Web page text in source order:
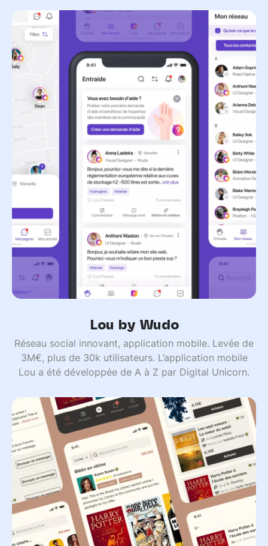
Lou by Wudo
Réseau social innovant, application mobile. Levée de
3M€, plus de 30k utilisateurs. L’application mobile
Lou a été développée de A à Z par Digital Unicorn.